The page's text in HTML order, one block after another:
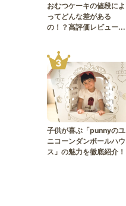
おむつケーキの値段によ
ってどんな差がある
の！？高評価レビュー...
3
子供が喜ぶ「punnyのユ
ニコーンダンボールハウ
ス」の魅力を徹底紹介！